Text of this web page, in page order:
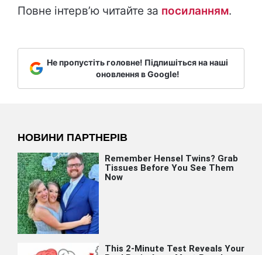
Повне інтерв’ю читайте за посиланням.
Не пропустіть головне! Підпишіться на наші
оновлення в Google!